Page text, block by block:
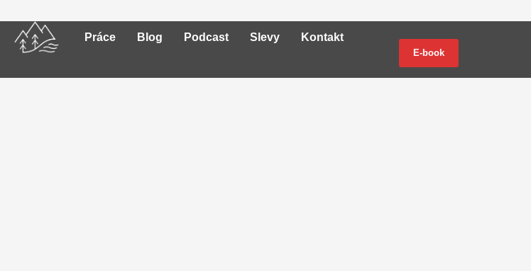
Práce Blog Podcast Slevy Kontakt
E-book